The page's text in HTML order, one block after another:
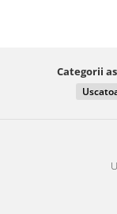
Categorii